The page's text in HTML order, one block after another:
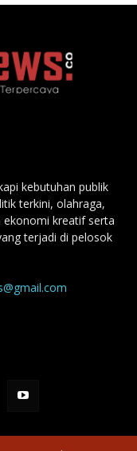
kebutuhan publik
terkini, olahraga,
kreatif serta
terjadi di pelosok